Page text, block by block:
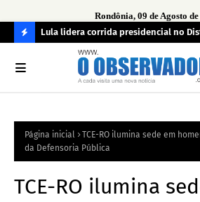
Rondônia, 09 de Agosto
O
R
Lula lidera corrida presidencial no
pesquisa; Flávio Bolsonaro aparece
Página inicial
TCE-RO ilumina sede em
da Defensoria Pública
TCE-RO ilumina